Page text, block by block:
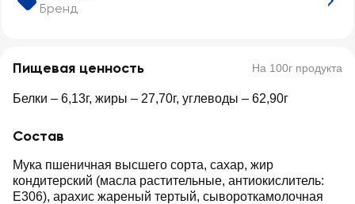
Бренд
Пищевая ценность На 100г продукта
Белки – 6,13г, жиры – 27,70г, углеводы – 62,90г
Состав
Мука пшеничная высшего сорта, сахар, жир
кондитерский (масла растительные, антиокислитель:
Е306), арахис жареный тертый, сывороткамолочная